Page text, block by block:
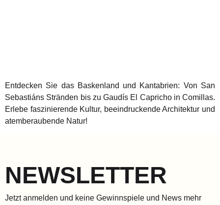
Entdecken Sie das Baskenland und Kantabrien: Von San
Sebastiáns Stränden bis zu Gaudís El Capricho in Comillas.
Erlebe faszinierende Kultur, beeindruckende Architektur und
atemberaubende Natur!
NEWSLETTER
Jetzt anmelden und keine Gewinnspiele und News mehr